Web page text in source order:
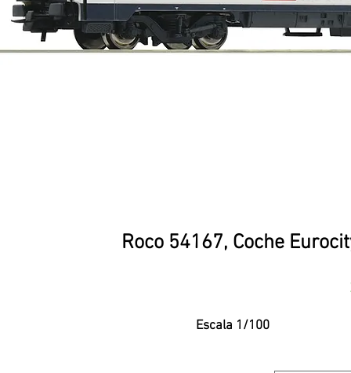
Roco 54167, Coche
Escala 1/100